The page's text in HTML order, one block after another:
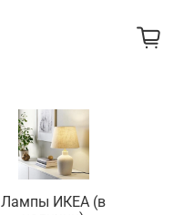
Лампы ИКЕА (в